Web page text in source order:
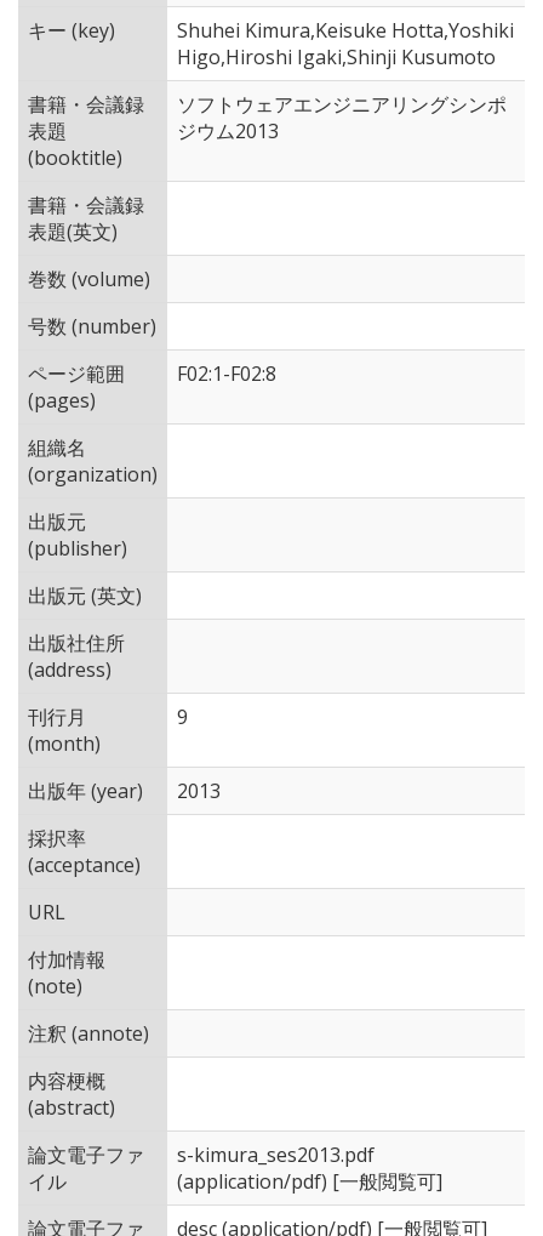
キー (key)
Shuhei Kimura,Keisuke Hotta,Yoshiki
Higo,Hiroshi Igaki,Shinji Kusumoto
書籍・会議録
表題
(booktitle)
ソフトウェアエンジニアリングシンポ
ジウム2013
書籍・会議録
表題(英文)
巻数 (volume)
号数 (number)
ページ範囲
(pages)
F02:1-F02:8
組織名
(organization)
出版元
(publisher)
出版元 (英文)
出版社住所
(address)
刊行月
(month)
9
出版年 (year)
2013
採択率
(acceptance)
URL
付加情報
(note)
注釈 (annote)
内容梗概
(abstract)
論文電子ファ
イル
s-kimura_ses2013.pdf
(application/pdf) [一般閲覧可]
論文電子ファ
desc(application/pdf) [一般閲覧可]